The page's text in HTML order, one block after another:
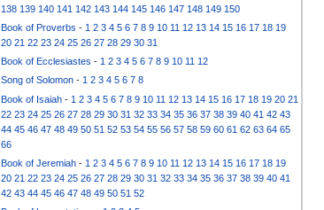
138 139 140 141 142 143 144 145 146 147 148 149 150
Book of Proverbs - 1 2 3 4 5 6 7 8 9 10 11 12 13 14 15 16 17 18 19
20 21 22 23 24 25 26 27 28 29 30 31
Book of Ecclesiastes - 1 2 3 4 5 6 7 8 9 10 11 12
Song of Solomon -1 2 3 4 5 6 7 8
Book of Isaiah - 1 2 3 4 5 6 7 8 9 10 11 12 13 14 15 16 17 18 19 20 21
22 23 24 25 26 27 28 29 30 31 32 33 34 35 36 37 38 39 40 41 42 43
44 45 46 47 48 49 50 51 52 53 54 55 56 57 58 59 60 61 62 63 64 65
66
Book of Jeremiah - 1 2 3 4 5 6 7 8 9 10 11 12 13 14 15 16 17 18 19
20 21 22 23 24 25 26 27 28 29 30 31 32 33 34 35 36 37 38 39 40 41
42 43 44 45 46 47 48 49 50 51 52